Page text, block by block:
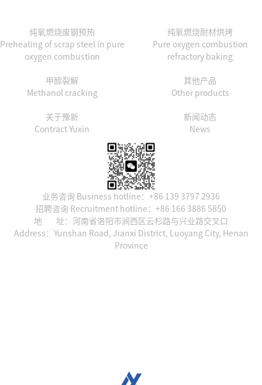
纯氧燃烧废钢预热
Preheating of scrap steel in pure
oxygen combustion
纯氧燃烧耐材烘烤
Pure oxygen combustion
refractory baking
甲醇裂解
Methanol cracking
其他产品
Other products
关于豫新
Contract Yuxin
新闻动态
News
业务咨询 Business hotline：+86 139 3797 2936
招聘咨询 Recruitment hotline：+86 166 3886 5850
地 址：河南省洛阳市涧西区云杉路与兴业路交叉口
Address：Yunshan Road, Jianxi District, Luoyang City, Henan
Province